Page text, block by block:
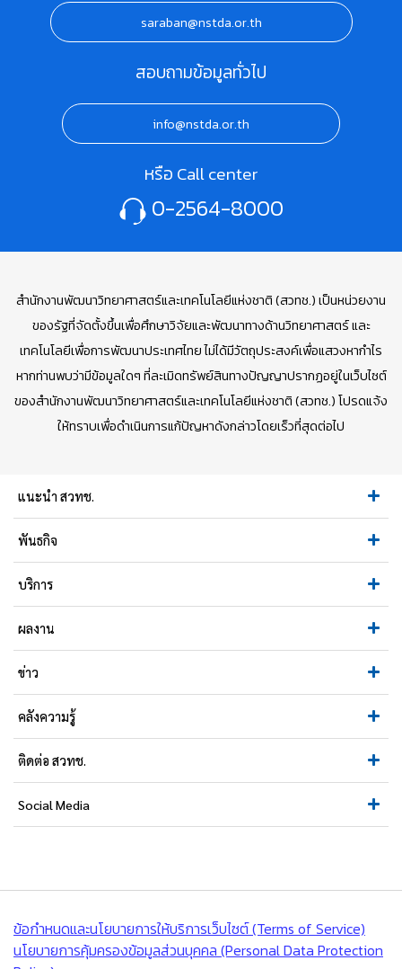
saraban@nstda.or.th
สอบถามข้อมูลทั่วไป
info@nstda.or.th
หรือ Call center
0-2564-8000
สำนักงานพัฒนาวิทยาศาสตร์และเทคโนโลยีแห่งชาติ (สวทช.) เป็นหน่วยงาน
ของรัฐที่จัดตั้งขึ้นเพื่อศึกษาวิจัยและพัฒนาทางด้านวิทยาศาสตร์ และ
เทคโนโลยีเพื่อการพัฒนาประเทศไทย ไม่ได้มีวัตถุประสงค์เพื่อแสวงหากำไร
หากท่านพบว่ามีข้อมูลใดๆ ที่ละเมิดทรัพย์สินทางปัญญาปรากฏอยู่ในเว็บไซต์
ของสำนักงานพัฒนาวิทยาศาสตร์และเทคโนโลยีแห่งชาติ (สวทช.) โปรดแจ้ง
ให้ทราบเพื่อดำเนินการแก้ปัญหาดังกล่าวโดยเร็วที่สุดต่อไป
แนะนำ สวทช.
พันธกิจ
บริการ
ผลงาน
ข่าว
คลังความรู้
ติดต่อ สวทช.
Social Media
ข้อกำหนดและนโยบายการให้บริการเว็บไซต์ (Terms of Service)
นโยบายการคุ้มครองข้อมูลส่วนบุคคล (Personal Data Protection